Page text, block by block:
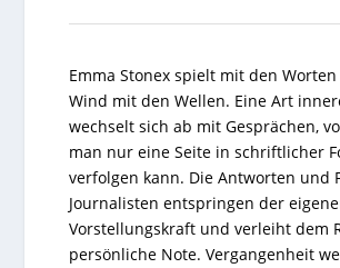
Emma Stonex spielt mit den
Wind mit den Wellen. Eine Art
wechselt sich ab mit Gesprächen,
man nur eine Seite in schriftlicher
verfolgen kann. Die Antworten und
Journalisten entspringen der
Vorstellungskraft und verleiht dem
persönliche Note. Vergangenheit